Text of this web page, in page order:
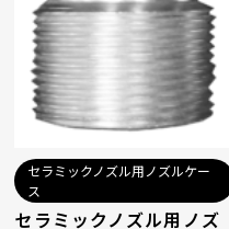
セラミックノズル用ノズルケー
ス
セラミックノズル用ノズ